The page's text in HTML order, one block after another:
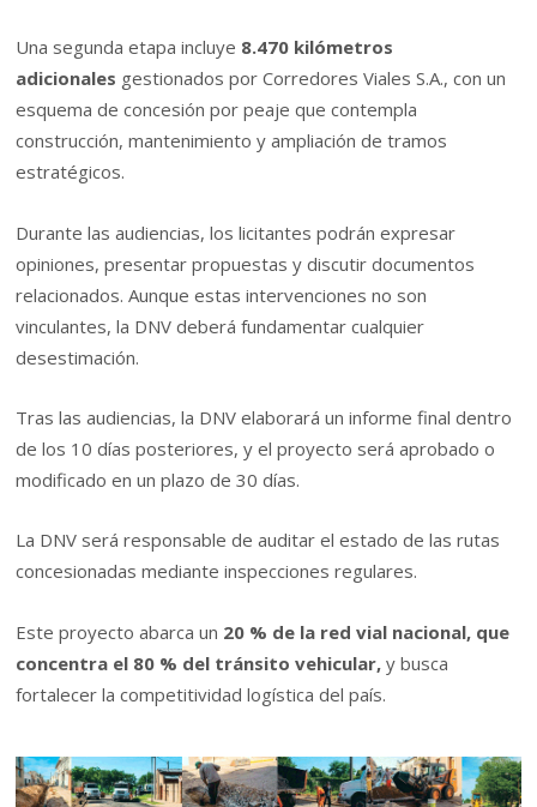
Una segunda etapa incluye 8.470 kilómetros
adicionales gestionados por Corredores Viales S.A., con un
esquema de concesión por peaje que contempla
construcción, mantenimiento y ampliación de tramos
estratégicos.
Durante las audiencias, los licitantes podrán expresar
opiniones, presentar propuestas y discutir documentos
relacionados. Aunque estas intervenciones no son
vinculantes, la DNV deberá fundamentar cualquier
desestimación.
Tras las audiencias, la DNV elaborará un informe final dentro
de los 10 días posteriores, y el proyecto será aprobado o
modificado en un plazo de 30 días.
La DNV será responsable de auditar el estado de las rutas
concesionadas mediante inspecciones regulares.
Este proyecto abarca un 20 % de la red vial nacional, que
concentra el 80 % del tránsito vehicular,y busca
fortalecer la competitividad logística del país.